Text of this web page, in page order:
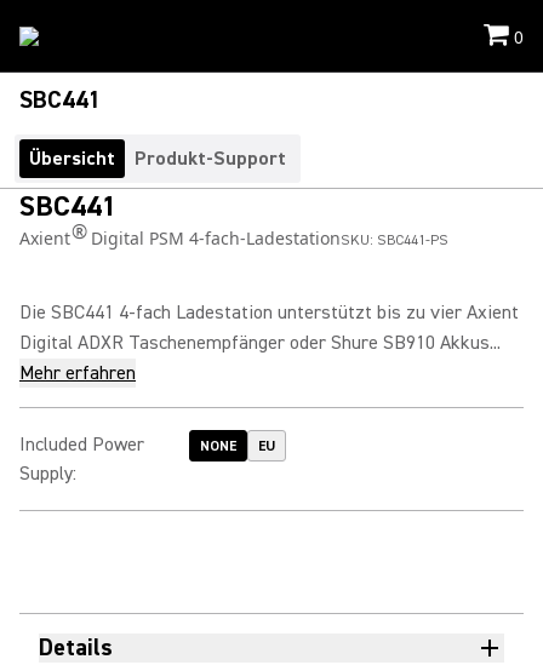
0
SBC441
Übersicht Produkt-Support
SBC441
Axient®Digital PSM 4-fach-LadestationSKU: SBC441-PS
Die SBC441 4-fach Ladestation unterstützt bis zu vier Axient
Digital ADXR Taschenempfänger oder Shure SB910 Akkus...
Mehr erfahren
Included Power
Supply:
NONE EU
Details